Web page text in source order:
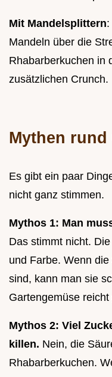
Mit Mandelsplittern
Mandeln über die
Rhabarberkuchen in
zusätzlichen Crunch.
Mythen
Es gibt ein paar
nicht ganz stimmen.
Mythos 1: Man
Das stimmt nicht.
und Farbe. Wenn
sind, kann man sie
Gartengemüse
Mythos 2: Viel
killen. Nein, die
Rhabarberkuchen.